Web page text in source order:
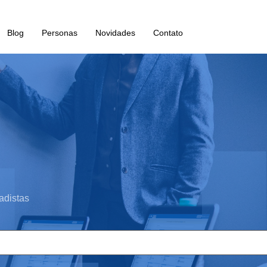
Blog Personas Novidades Contato